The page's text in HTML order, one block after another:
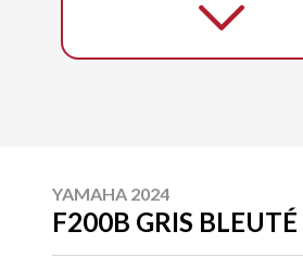
YAMAHA 2024
F200B GRIS